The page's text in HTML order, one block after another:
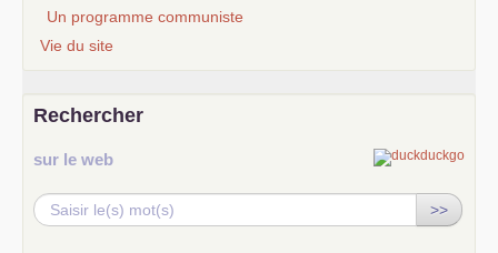
Un programme communiste
Vie du site
Rechercher
sur le web
>>